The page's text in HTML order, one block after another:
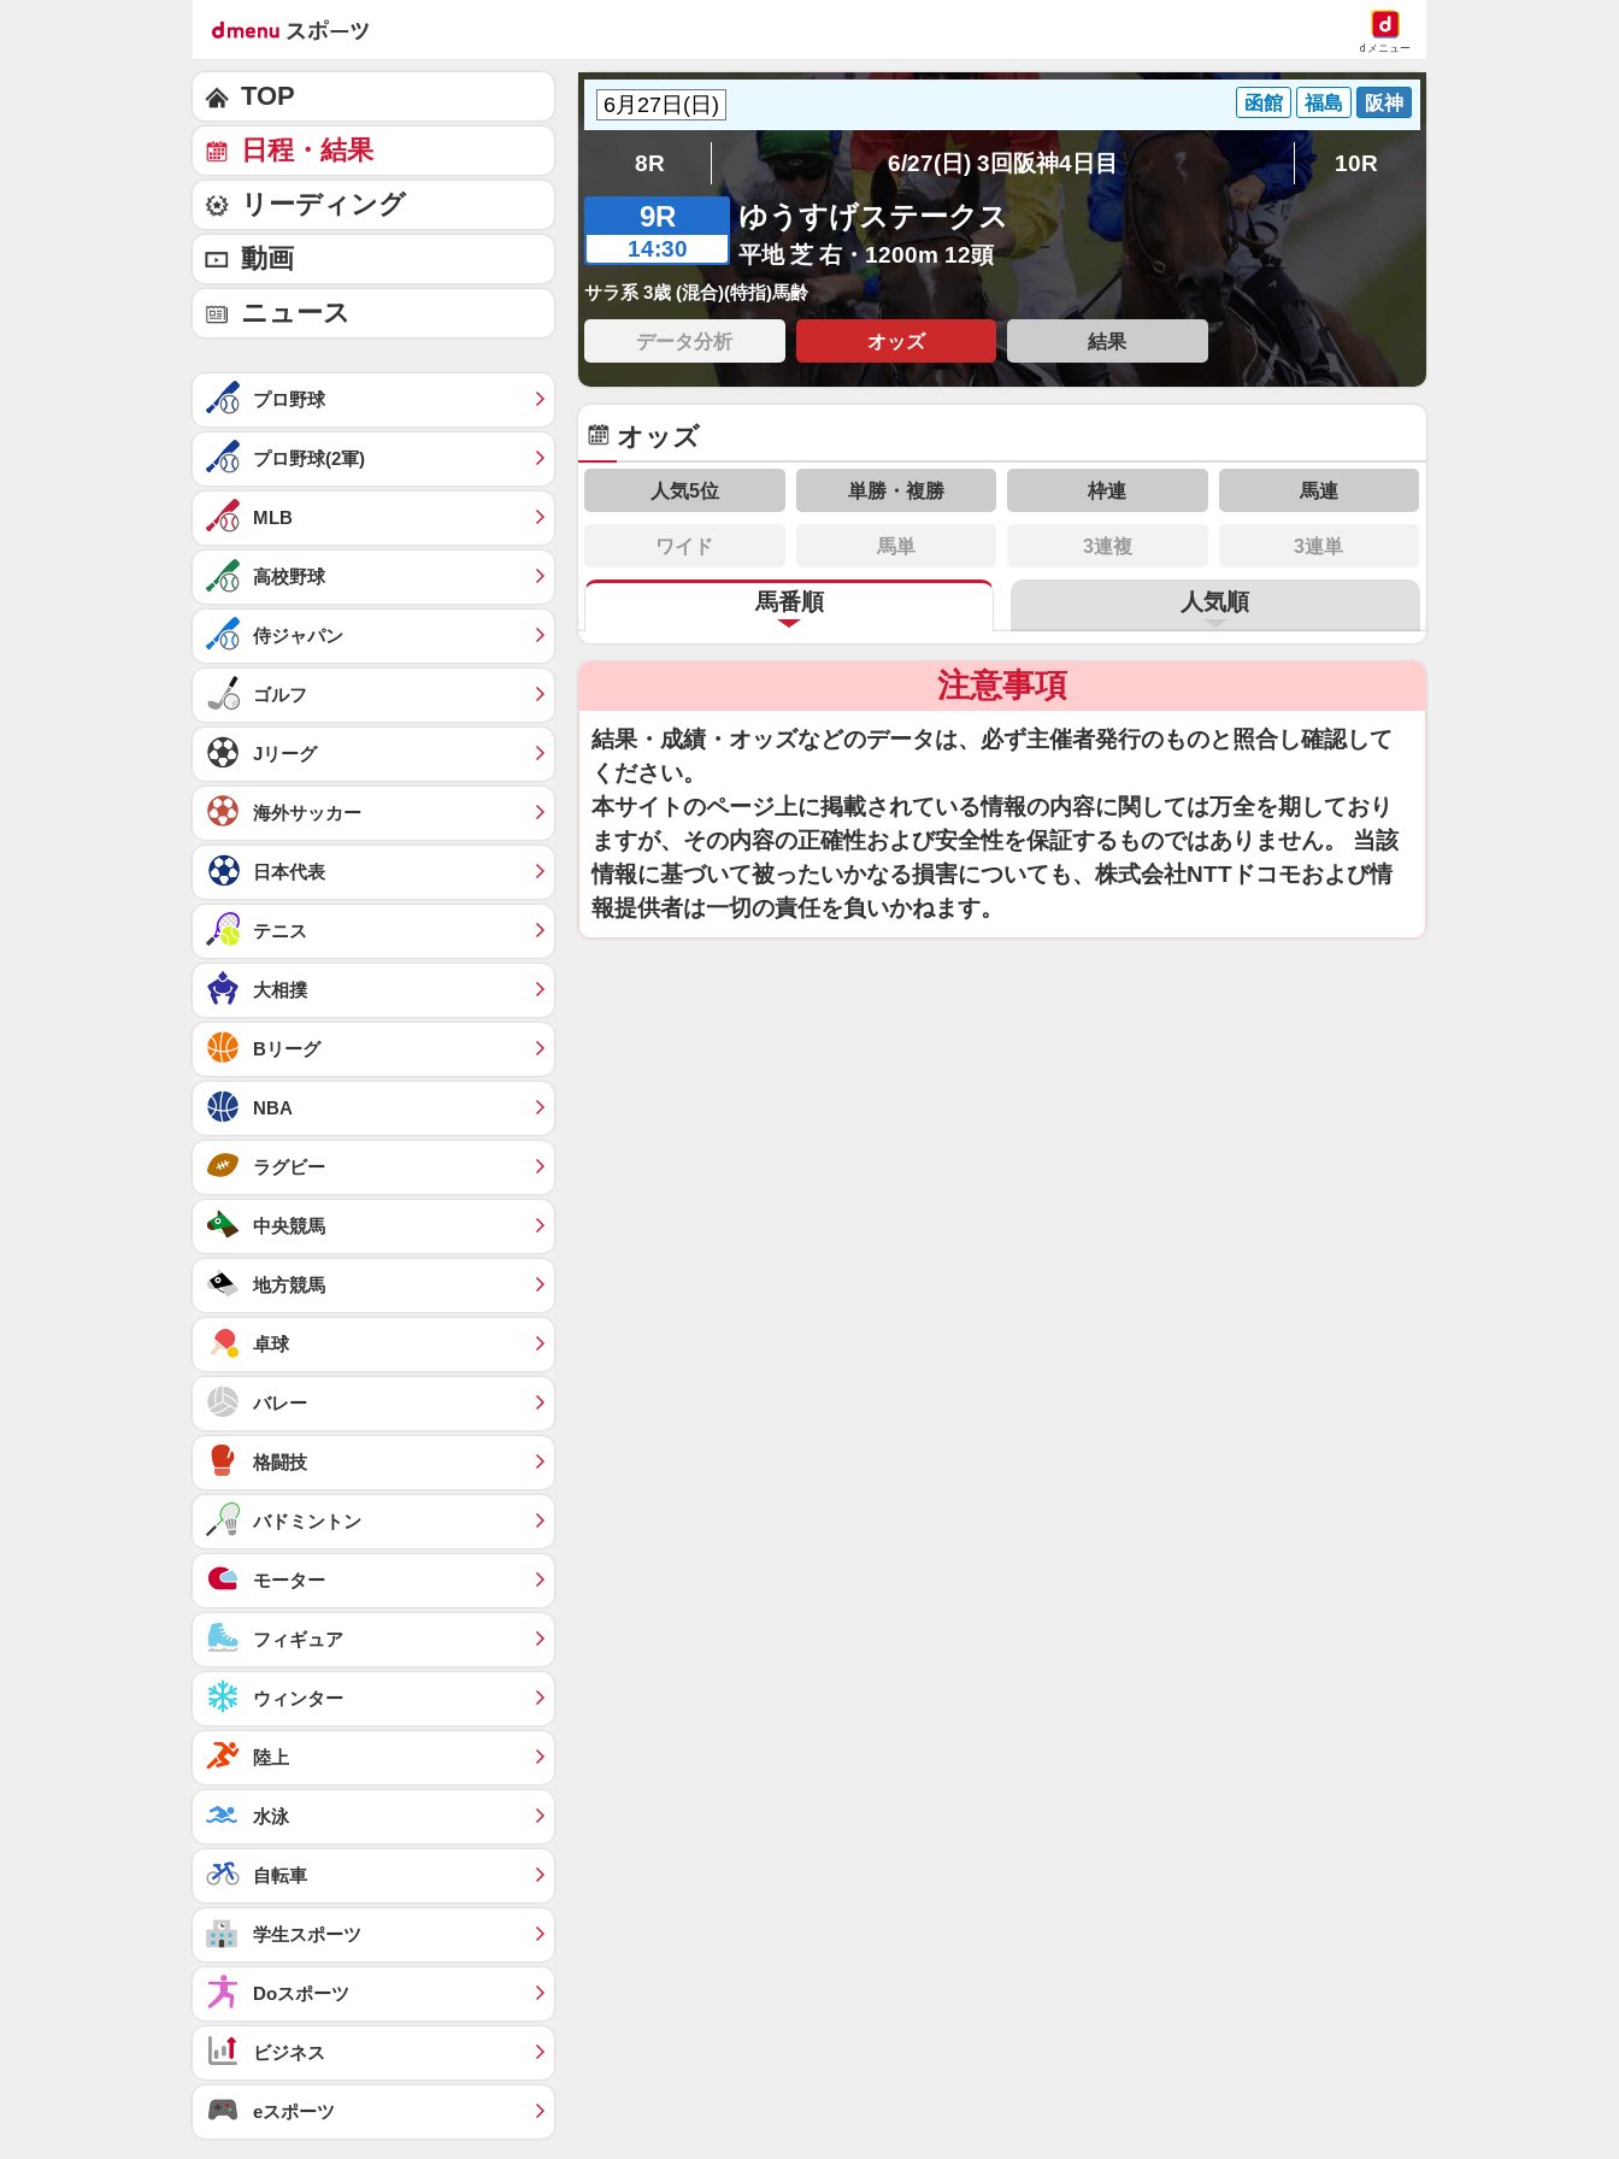
dメニュー
函館 福島 阪神
8R 6/27(日) 3回阪神4日目 10R
9R
14:30
ゆうすげステークス
平地 芝 右・1200m 12頭
サラ系 3歳 (混合)(特指)馬齢
データ分析 オッズ 結果
オッズ
人気5位 単勝・複勝 枠連 馬連
ワイド 馬単 3連複 3連単
馬番順 人気順
注意事項
結果・成績・オッズなどのデータは、必ず主催者発行のものと照合し確認して
ください。
本サイトのページ上に掲載されている情報の内容に関しては万全を期しており
ますが、その内容の正確性および安全性を保証するものではありません。 当該
情報に基づいて被ったいかなる損害についても、株式会社NTTドコモおよび情
報提供者は一切の責任を負いかねます。
TOP
日程・結果
リーディング
動画
ニュース
プロ野球
プロ野球(2軍)
MLB
高校野球
侍ジャパン
ゴルフ
Jリーグ
海外サッカー
日本代表
テニス
大相撲
Bリーグ
NBA
ラグビー
中央競馬
地方競馬
卓球
バレー
格闘技
バドミントン
モーター
フィギュア
ウィンター
陸上
水泳
自転車
学生スポーツ
Doスポーツ
ビジネス
eスポーツ